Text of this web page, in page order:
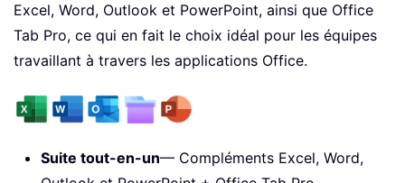
Excel, Word, Outlook et PowerPoint, ainsi que Office
Tab Pro, ce qui en fait le choix idéal pour les équipes
travaillant à travers les applications Office.
Suite tout-en-un— Compléments Excel, Word,